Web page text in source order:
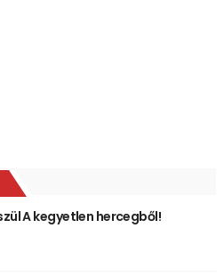
A kegyetlen hercegből!